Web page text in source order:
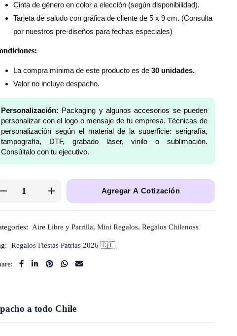
Cinta de género en color a elección (según disponibilidad).
Tarjeta de saludo con gráfica de cliente de 5 x 9 cm. (Consulta
por nuestros pre-diseños para fechas especiales)
La compra mínima de este producto es de 30 unidades.
Valor no incluye despacho.
Personalización: Packaging y algunos accesorios se pueden
personalizar con el logo o mensaje de tu empresa. Técnicas de
personalización según el material de la superficie: serigrafía,
tampografía, DTF, grabado láser, vinilo o sublimación.
Consúltalo con tu ejecutivo.
Agregar A Cotización
Aire Libre y Parrilla, Mini Regalos, Regalos Chilenoss
Regalos Fiestas Patrias 2026 🇨🇱
a todo Chile